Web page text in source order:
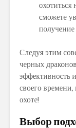
сможете
Следуя этим
черных
эффективность
своего времени,
охоте!
Выбор